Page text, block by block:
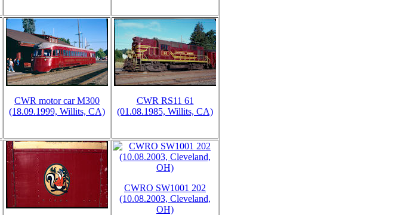
CWR motor car M300
(18.09.1999, Willits, CA)
CWR RS11 61
(01.08.1985, Willits, CA)
CWRO SW1001 202
(10.08.2003, Cleveland,
OH)